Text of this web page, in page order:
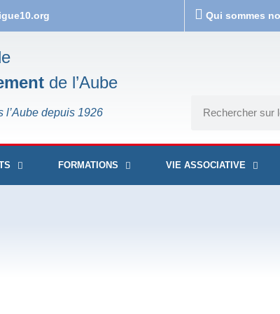
Qui sommes
de l’Aube
l’Aube depuis 1926
FORMATIONS VIE ASSOCIATIVE